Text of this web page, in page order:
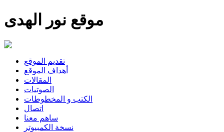
موقع نور الهدى
تقديم الموقع
أهداف الموقع
المقالات
الصوتيات
الكتب و المخطوطات
اتصال
ساهم معنا
نسخة الكمبيوتر